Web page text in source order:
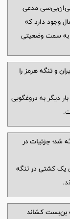
مدعی
وجود دارد که
به سمت وضعیتی
و تنگه هرمز را
دیگر به دروغگویی
شد؛ جزئیات در
یک کشتی در تنگه
بن‌بست کشاند